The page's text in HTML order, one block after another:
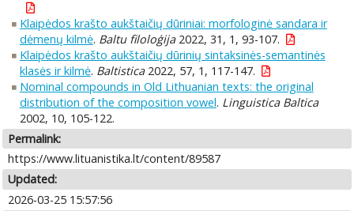
Klaipėdos krašto aukštaičių dūriniai: morfologinė sandara ir
dėmenų kilmė. Baltu filoloģija2022, 31, 1, 93-107.
Klaipėdos krašto aukštaičių dūrinių sintaksinės-semantinės
klasės ir kilmė. Baltistica2022, 57, 1, 117-147.
Nominal compounds in Old Lithuanian texts: the original
distribution of the composition vowel. Linguistica Baltica
2002, 10, 105-122.
Permalink:
https://www.lituanistika.lt/content/89587
Updated:
2026-03-25 15:57:56